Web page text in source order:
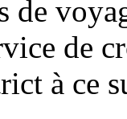
de
de
à ce